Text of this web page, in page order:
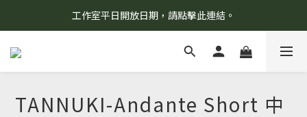
8/7 當天暫停開放工作室。請見諒！
工作室平日開放日期，請點擊此連結。
柯氏野生活推薦商品預購連結，請點此進入！
TANNUKI-Andante Short 中